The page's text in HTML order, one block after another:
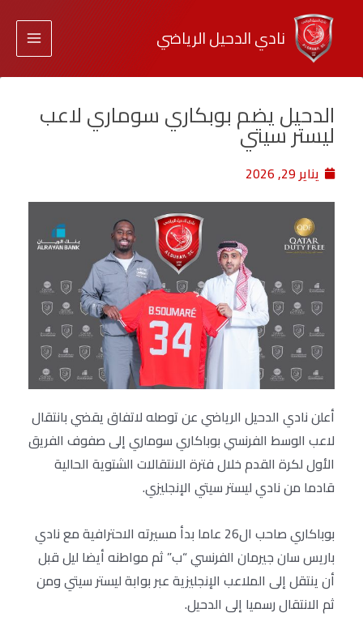
نادي الدحيل الرياضي
الدحيل يضم بوبكاري سوماري لاعب
ليستر سيتي
يناير 29, 2026
أعلن نادي الدحيل الرياضي عن توصله لاتفاق يقضي بانتقال
لاعب الوسط الفرنسي بوباكاري سوماري إلى صفوف الفريق
الأول لكرة القدم خلال فترة الانتقالات الشتوية الحالية
قادما من نادي ليستر سيتي الإنجليزي.
بوباكاري صاحب ال26 عاما بدأ مسيرته الاحترافية مع نادي
باريس سان جيرمان الفرنسي “ب” ثم مواطنه أيضا ليل قبل
أن ينتقل إلى الملاعب الإنجليزية عبر بوابة ليستر سيتي ومن
ثم الانتقال رسميا إلى الدحيل.